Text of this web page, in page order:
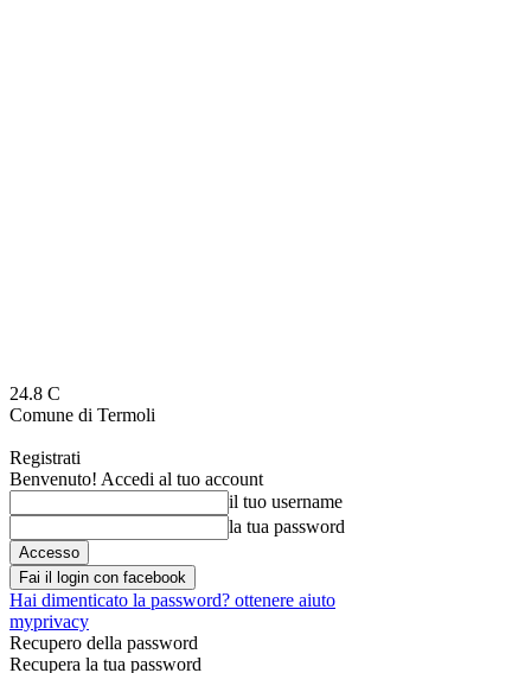
24.8 C
Comune di Termoli
Registrati
Benvenuto! Accedi al tuo account
il tuo username
la tua password
Fai il login con facebook
Hai dimenticato la password? ottenere aiuto
myprivacy
Recupero della password
Recupera la tua password